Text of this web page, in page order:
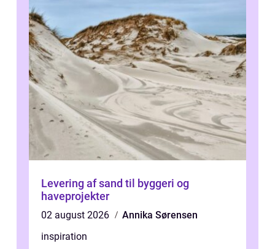
Levering af sand til byggeri og
haveprojekter
02 august 2026
Annika Sørensen
inspiration